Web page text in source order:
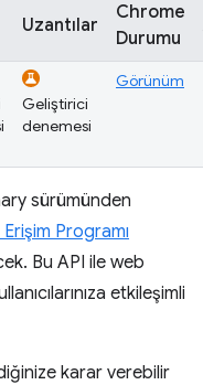
Uzantılar
Chrome
Durumu
Geliştirici
denemesi
Görünüm
sürümünden
Programı
Bu API ile web
etkileşimli
karar verebilir